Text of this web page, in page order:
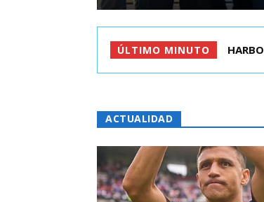
ÚLTIMO MINUTO
ACTUALIDAD